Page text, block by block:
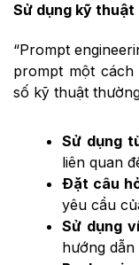
Sử dụng kỹ thuật
“Prompt
prompt một
số kỹ thuật
Sử dụng
liên quan
Đặt câu
yêu cầu
Sử dụng
hướng dẫn